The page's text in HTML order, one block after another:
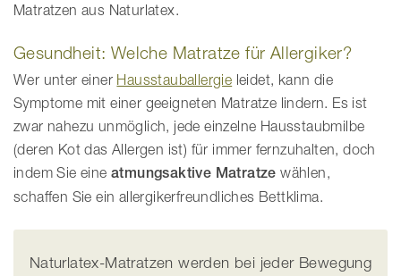
m
ö
p
e
r
g
e
w
i
h
Matratzen aus Naturlatex.
Gesundheit: Welche Matratze für Allergiker?
Wer unter einer Hausstauballergie leidet, kann die
Symptome mit einer geeigneten Matratze lindern. Es ist
zwar nahezu unmöglich, jede einzelne Hausstaubmilbe
(deren Kot das Allergen ist) für immer fernzuhalten, doch
indem Sie eine atmungsaktive Matratze wählen,
schaffen Sie ein allergikerfreundliches Bettklima.
Naturlatex-Matratzen werden bei jeder Bewegung